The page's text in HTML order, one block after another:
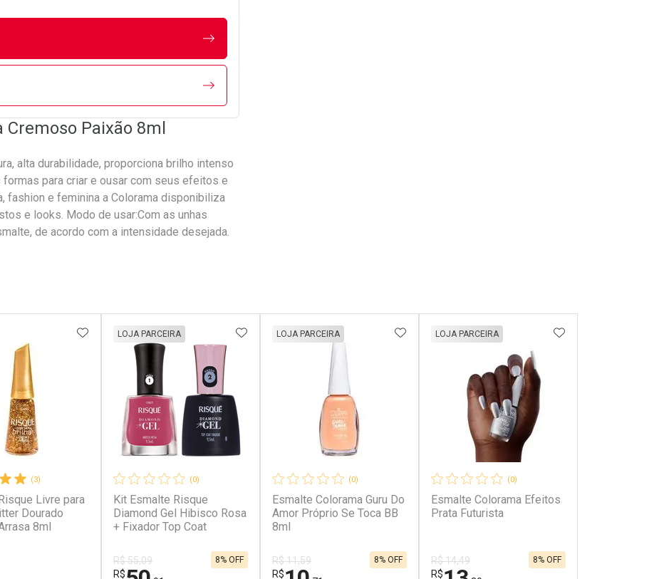
Paixão 8ml
alta durabilidade, proporciona brilho intenso
para criar e ousar com seus efeitos e
fashion e feminina a Colorama disponibiliza
e looks. Modo de usar:Com as unhas
de acordo com a intensidade desejada.
FAVORITOS
(3)
Livre para
Dourado
8ml
ADICIONAR AOS FAVORITOS
(0)
Kit Esmalte Risque
Diamond Gel Hibisco Rosa
+ Fixador Top Coat
LOJA PARCEIRA
R$ 55,09
R$
8% OFF
ADICIONAR AOS FAVORITOS
(0)
Esmalte Colorama Guru Do
Amor Próprio Se Toca BB
8ml
LOJA PARCEIRA
R$ 11,59
R$
8% OFF
ADICIONAR AOS FAVORITOS
(0)
Esmalte Colorama Efeitos
Prata Futurista
LOJA PARCEIRA
R$ 14,49
R$
8% OFF
ADICIONAR AOS